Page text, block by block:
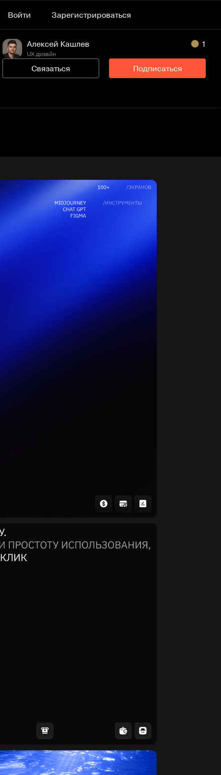
Войти Зарегистрироваться
Алексей Кашлев
UX дизайн
1
Связаться Подписаться